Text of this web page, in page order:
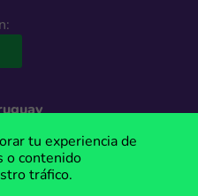
a productos y servicios de
de estos enlaces, podemos
para vos. MegaCupones® es
Media.
tu experiencia de
o contenido
tráfico.